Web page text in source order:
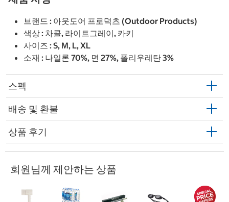
브랜드 : 아웃도어 프로덕츠 (Outdoor Products)
색상 : 차콜, 라이트그레이, 카키
사이즈 : S, M, L, XL
소재 : 나일론 70%, 면 27%, 폴리우레탄 3%
스펙
배송 및 환불
상품 후기
회원님께 제안하는 상품